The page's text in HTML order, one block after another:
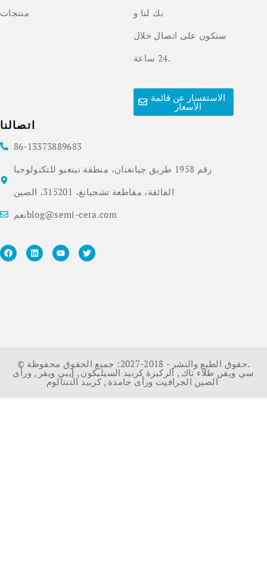
منتجات
بك لنا و
سنكون على اتصال خلال
24 ساعة.
الاستفسار عن قائمة
الأسعار
اتصالنا
86-13373889683
رقم 1958 طريق جيانغنان، منطقة نينغبو للتكنولوجيا
الفائقة، مقاطعة تشجيانغ، 315201، الصين
نعمblog@semi-cera.com
© حقوق الطبع والنشر - 2018-2027: جميع الحقوق محفوظة.
سي ويفر , طلاء تاك ,الركيزة كربيد السيليكون , إيبي ويفر , ورأى
الصين الجرافيت ورأى جامدة, كربيد التنتالوم